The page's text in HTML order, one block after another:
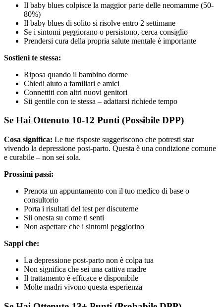
Il baby blues colpisce la maggior parte delle neomamme (50-
80%)
Il baby blues di solito si risolve entro 2 settimane
Se i sintomi peggiorano o persistono, cerca consiglio
Prendersi cura della propria salute mentale è importante
Sostieni te stessa:
Riposa quando il bambino dorme
Chiedi aiuto a familiari e amici
Connettiti con altri nuovi genitori
Sii gentile con te stessa – adattarsi richiede tempo
Se Hai Ottenuto 10-12 Punti (Possibile DPP)
Cosa significa: Le tue risposte suggeriscono che potresti star
vivendo la depressione post-parto. Questa è una condizione comune
e curabile – non sei sola.
Prossimi passi:
Prenota un appuntamento con il tuo medico di base o
consultorio
Porta i risultati del test per discuterne
Sii onesta su come ti senti
Non aspettare che i sintomi peggiorino
Sappi che:
La depressione post-parto non è colpa tua
Non significa che sei una cattiva madre
Il trattamento è efficace e disponibile
Molte madri vivono questa esperienza